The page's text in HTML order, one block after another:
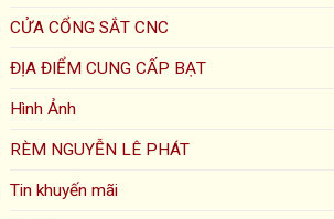
CỬA CỔNG SẮT CNC
ĐỊA ĐIỂM CUNG CẤP BẠT
Hình Ảnh
RÈM NGUYỄN LÊ PHÁT
Tin khuyến mãi